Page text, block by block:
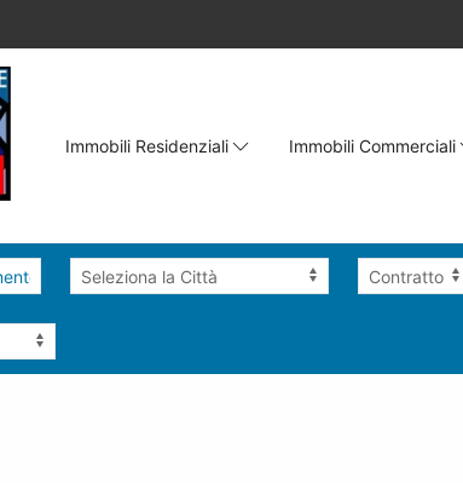
Immobili Residenziali Immobili Commerciali